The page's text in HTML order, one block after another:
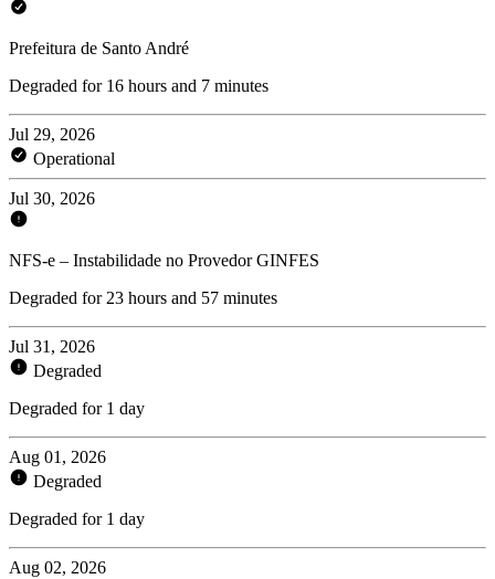
Prefeitura de Santo André
Degraded for 16 hours and 7 minutes
Jul 29, 2026
Operational
Jul 30, 2026
NFS-e – Instabilidade no Provedor GINFES
Degraded for 23 hours and 57 minutes
Jul 31, 2026
Degraded
Degraded for 1 day
Aug 01, 2026
Degraded
Degraded for 1 day
Aug 02, 2026